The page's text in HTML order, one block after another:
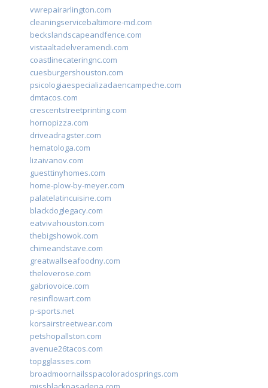
vwrepairarlington.com
cleaningservicebaltimore-md.com
beckslandscapeandfence.com
vistaaltadelveramendi.com
coastlinecateringnc.com
cuesburgershouston.com
psicologiaespecializadaencampeche.com
dmtacos.com
crescentstreetprinting.com
hornopizza.com
driveadragster.com
hematologa.com
lizaivanov.com
guesttinyhomes.com
home-plow-by-meyer.com
palatelatincuisine.com
blackdoglegacy.com
eatvivahouston.com
thebigshowok.com
chimeandstave.com
greatwallseafoodny.com
theloverose.com
gabriovoice.com
resinflowart.com
p-sports.net
korsairstreetwear.com
petshopallston.com
avenue26tacos.com
topgglasses.com
broadmoornailsspacoloradosprings.com